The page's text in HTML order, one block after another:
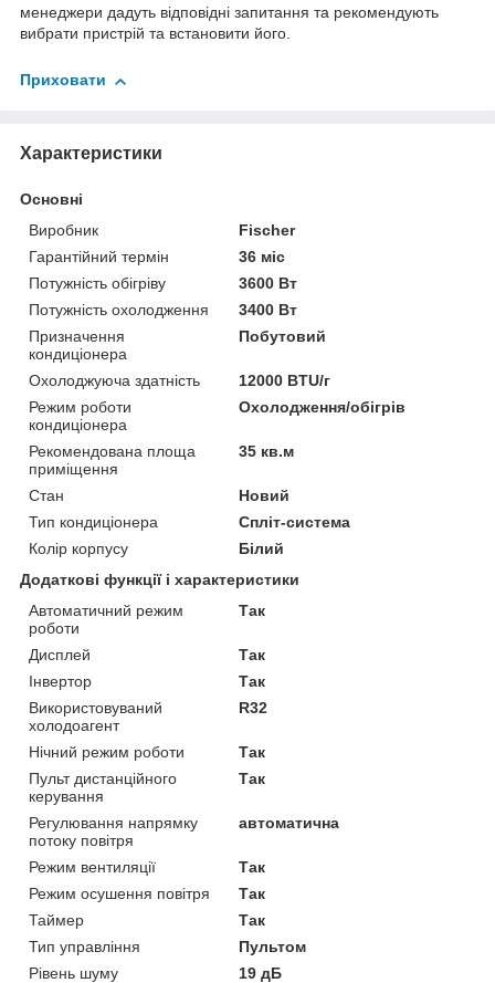
менеджери дадуть відповідні запитання та рекомендують
вибрати пристрій та встановити його.
Приховати
Характеристики
Основні
Виробник
Fischer
Гарантійний термін
36 міс
Потужність обігріву
3600 Вт
Потужність охолодження
3400 Вт
Призначення
кондиціонера
Побутовий
Охолоджуюча здатність
12000 BTU/г
Режим роботи
кондиціонера
Охолодження/обігрів
Рекомендована площа
приміщення
35 кв.м
Стан
Новий
Тип кондиціонера
Спліт-система
Колір корпусу
Білий
Додаткові функції і характеристики
Автоматичний режим
роботи
Так
Дисплей
Так
Інвертор
Так
Використовуваний
холодоагент
R32
Нічний режим роботи
Так
Пульт дистанційного
керування
Так
Регулювання напрямку
потоку повітря
автоматична
Режим вентиляції
Так
Режим осушення повітря
Так
Таймер
Так
Тип управління
Пультом
Рівень шуму
19 дБ